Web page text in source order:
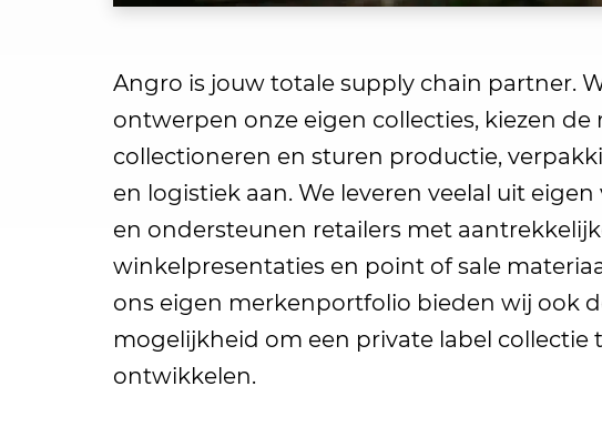
Angro is jouw totale supply chain partner.
ontwerpen onze eigen collecties, kiezen de
collectioneren en sturen productie,
en logistiek aan. We leveren veelal uit eigen
en ondersteunen retailers met
winkelpresentaties en point of sale
ons eigen merkenportfolio bieden wij ook
mogelijkheid om een private label collectie
ontwikkelen.